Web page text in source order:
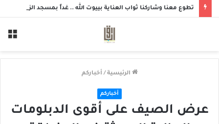
الرئيسية / أخباركم
أخباركم
عرض الصيف على أقوى الدبلومات